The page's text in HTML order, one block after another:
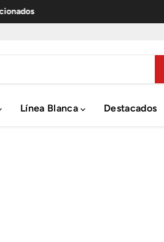
Línea Blanca Destacados